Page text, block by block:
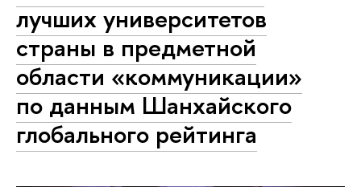
лучших университетов
страны в предметной
области «коммуникации»
по данным Шанхайского
глобального рейтинга